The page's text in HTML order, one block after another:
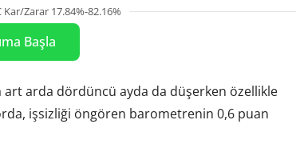
Zarar 17.84%-82.16%
Başla
art arda dördüncü ayda da düşerken özellikle
işsizliği öngören barometrenin 0,6 puan